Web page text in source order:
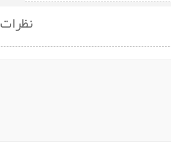
نظرات